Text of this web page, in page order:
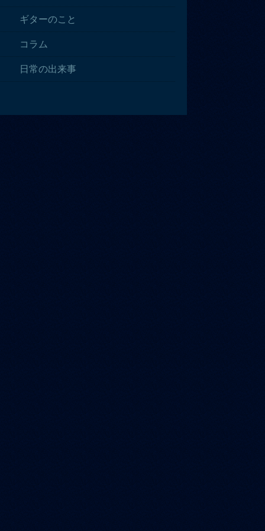
ギターのこと
コラム
日常の出来事